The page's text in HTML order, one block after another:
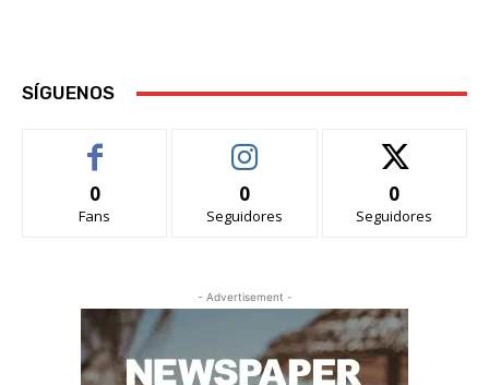
SÍGUENOS
0
Fans
0
Seguidores
0
Seguidores
- Advertisement -